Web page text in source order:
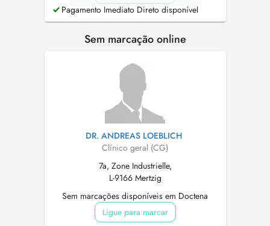
Pagamento Imediato Direto disponível
Sem marcação online
DR. ANDREAS LOEBLICH
Clínico geral (CG)
7a, Zone Industrielle,
L-9166 Mertzig
Sem marcações disponíveis em Doctena
Ligue para marcar